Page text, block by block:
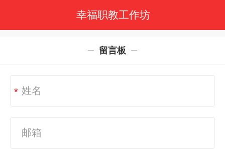
幸福职教工作坊
留言板
*